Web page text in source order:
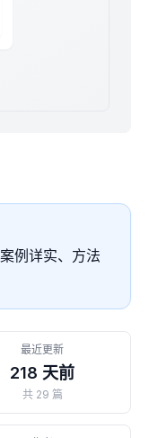
例详实、方法
最近更新
218 天前
共 29 篇